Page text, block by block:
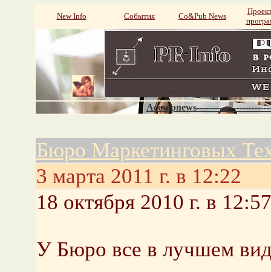
New Info События Со&Pub News
Бюро Маркетинговых
3 марта 2011 г. в 12:22
18 октября 2010 г. в 12:57
У Бюро все в лучшем